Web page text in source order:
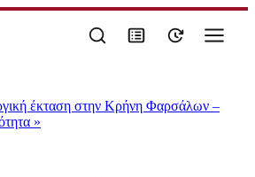
έκταση στην Κρήνη Φαρσάλων –
»